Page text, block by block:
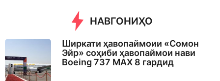
a
НАВГОНИҲО
Ширкати ҳавопаймоии «Сомон
Эйр» соҳиби ҳавопаймои нави
Boeing 737 MAX 8 гардид